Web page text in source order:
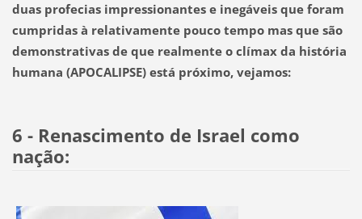
duas profecias impressionantes e inegáveis que foram
cumpridas à relativamente pouco tempo mas que são
demonstrativas de que realmente o clímax da história
humana (APOCALIPSE) está próximo, vejamos:
6 - Renascimento de Israel como
nação: